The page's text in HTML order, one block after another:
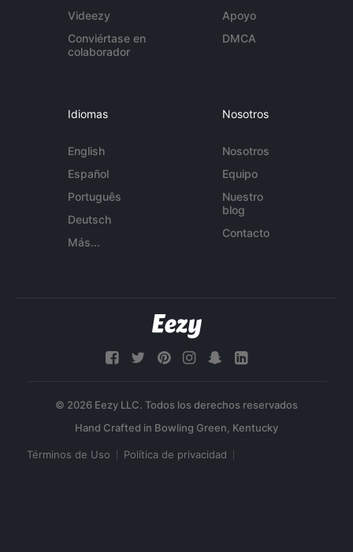
Videezy
Conviértase en
colaborador
Apoyo
DMCA
Idiomas
English
Español
Português
Deutsch
Más...
Nosotros
Nosotros
Equipo
Nuestro
blog
Contacto
© 2026 Eezy LLC. Todos los derechos reservados
Términos de Uso Política de privacidad